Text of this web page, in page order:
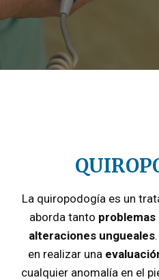
La quiropodogía es un
aborda tanto
alteraciones ungueales
en realizar una
cualquier anomalía en el